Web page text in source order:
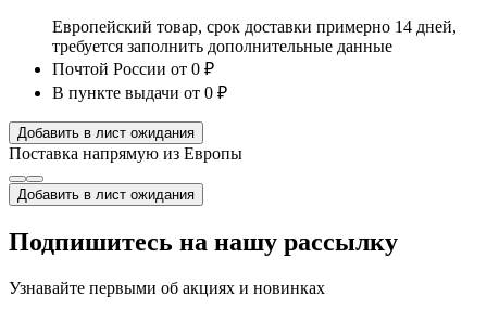
Европейский товар, срок доставки примерно 14 дней,
требуется заполнить дополнительные данные
Почтой России от 0 ₽
В пункте выдачи от 0 ₽
Добавить в лист ожидания
Поставка напрямую из Европы
Добавить в лист ожидания
Подпишитесь на нашу рассылку
Узнавайте первыми об акциях и новинках